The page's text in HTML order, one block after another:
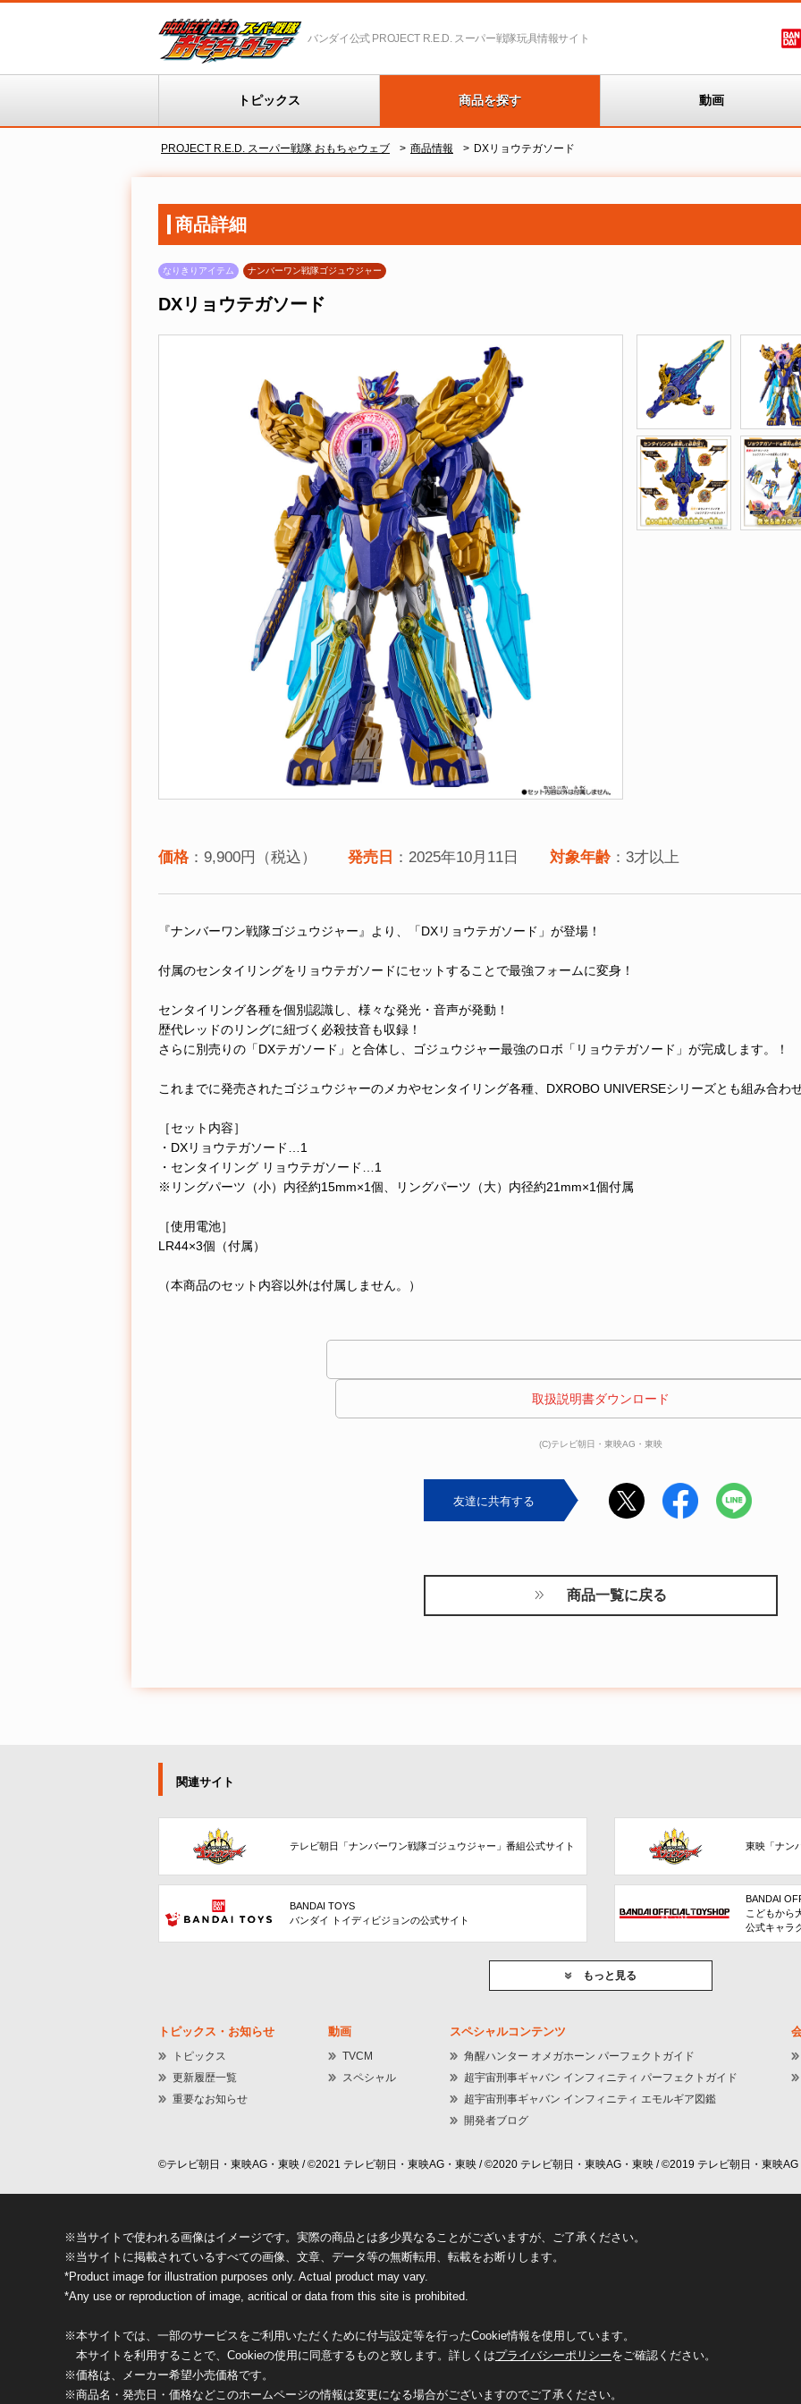
バンダイ公式 PROJECT R.E.D. スーパー戦隊玩具情報サイト
トピックス 商品を探す 動画
PROJECT R.E.D. スーパー戦隊 おもちゃウェブ 商品情報 DXリョウテガソード
商品詳細
なりきりアイテム ナンバーワン戦隊ゴジュウジャー
DXリョウテガソード
価格 ：9,900円（税込） 発売日 ：2025年10月11日 対象年齢：3才以上
『ナンバーワン戦隊ゴジュウジャー』より、「DXリョウテガソード」が登場！
付属のセンタイリングをリョウテガソードにセットすることで最強フォームに変身！
センタイリング各種を個別認識し、様々な発光・音声が発動！
歴代レッドのリングに紐づく必殺技音も収録！
さらに別売りの「DXテガソード」と合体し、ゴジュウジャー最強のロボ「リョウテガソード」が完成します。！
これまでに発売されたゴジュウジャーのメカやセンタイリング各種、DXROBO UNIVERSEシリーズとも組み合わ
［セット内容］
・DXリョウテガソード…1
・センタイリング リョウテガソード…1
※リングパーツ（小）内径約15mm×1個、リングパーツ（大）内径約21mm×1個付属
［使用電池］
LR44×3個（付属）
（本商品のセット内容以外は付属しません。）
取扱説明書ダウンロード
(C)テレビ朝日・東映AG・東映
友達に共有する
商品一覧に戻る
関連サイト
テレビ朝日「ナンバーワン戦隊ゴジュウジャー」番組公式サイト 東映「ナン
BANDAI TOYS
バンダイ トイディビジョンの公式サイト
BANDAI
こどもから
公式キャラ
もっと見る
トピックス・お知らせ
トピックス
更新履歴一覧
重要なお知らせ
動画
TVCM
スペシャル
スペシャルコンテンツ
角醒ハンター オメガホーン パーフェクトガイド
超宇宙刑事ギャバン インフィニティ パーフェクトガイド
超宇宙刑事ギャバン インフィニティ エモルギア図鑑
開発者ブログ
©テレビ朝日・東映AG・東映 / ©2021 テレビ朝日・東映AG・東映 / ©2020 テレビ朝日・東映AG・東映 / ©2019 テレビ朝日・東映
※当サイトで使われる画像はイメージです。実際の商品とは多少異なることがございますが、ご了承ください。
※当サイトに掲載されているすべての画像、文章、データ等の無断転用、転載をお断りします。
*Product image for illustration purposes only. Actual product may vary.
*Any use or reproduction of image, acritical or data from this site is prohibited.
※本サイトでは、一部のサービスをご利用いただくために付与設定等を行ったCookie情報を使用しています。
本サイトを利用することで、Cookieの使用に同意するものと致します。詳しくはプライバシーポリシーをご確認ください。
※価格は、メーカー希望小売価格です。
※商品名・発売日・価格などこのホームページの情報は変更になる場合がございますのでご了承ください。